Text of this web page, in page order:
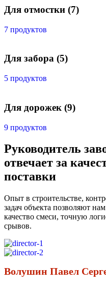
Для отмостки (7)
7 продуктов
Для забора (5)
5 продуктов
Для дорожек (9)
9 продуктов
Руководитель
отвечает за
поставки
Опыт в строительстве,
задач объекта позволяют
качество смеси, точную
срывов.
Волушин Павел